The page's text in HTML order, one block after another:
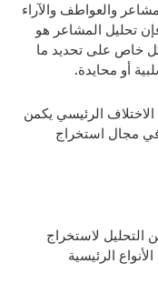
والعواطف والآراء
تحليل المشاعر هو
خاص على تحديد ما
أو محايدة.
الرئيسي يكمن
مجال استخراج
التحليل لاستخراج
الرئيسية